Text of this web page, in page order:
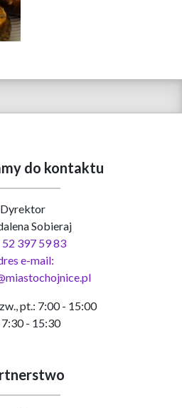
do kontaktu
Dyrektor
Sobieraj
397 59 83
e-mail:
pt.: 7:00 - 15:00
7:30 - 15:30